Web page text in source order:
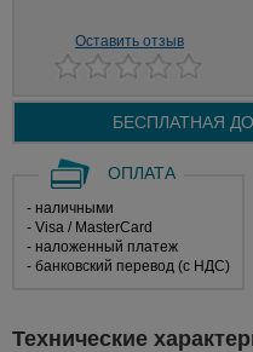
Оставить отзыв
БЕСПЛАТНАЯ
ОПЛАТА
- наличными
- Visa / MasterCard
- наложенный платеж
- банковский перевод (с НДС)
Технические